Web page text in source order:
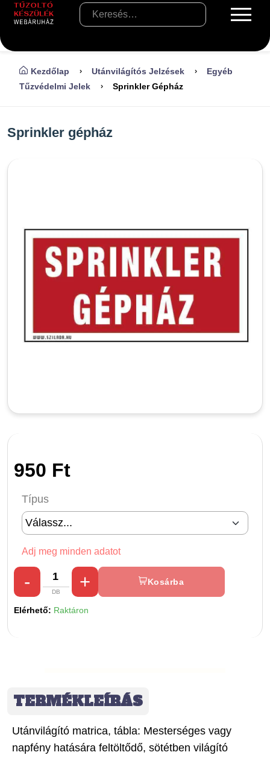
Kezdőlap Utánvilágítós Jelzések
Egyéb
Tűzvédelmi Jelek
Sprinkler Gépház
Sprinkler gépház
950 Ft
Típus
Adj meg minden adatot
Kosárba
Elérhető: Raktáron
TERMÉKLEÍRÁS
Utánvilágító matrica, tábla: Mesterséges vagy
napfény hatására feltöltődő, sötétben világító